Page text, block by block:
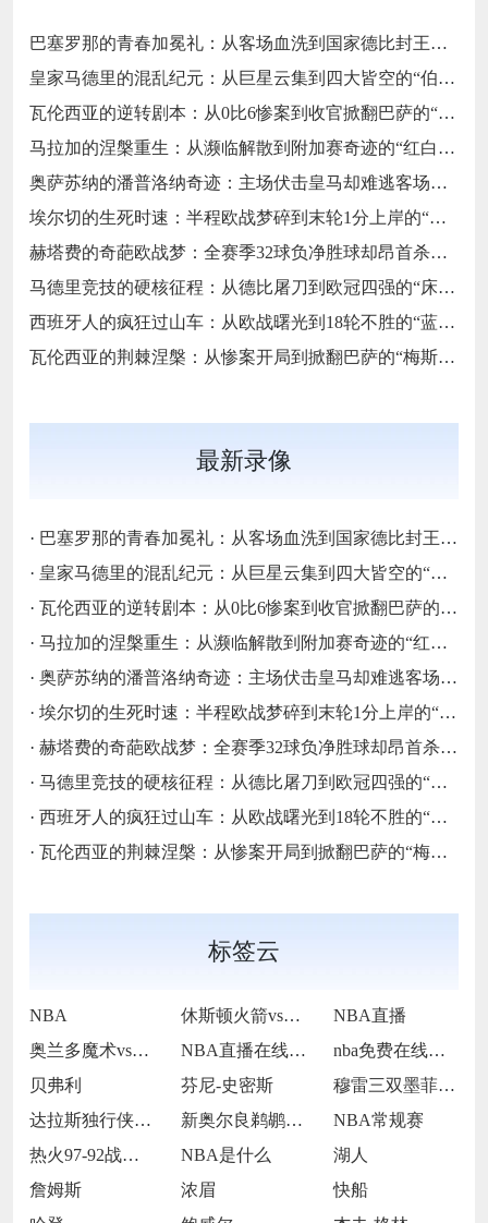
巴塞罗那的青春加冕礼：从客场血洗到国家德比封王的“梦四序章”
皇家马德里的混乱纪元：从巨星云集到四大皆空的“伯纳乌闹剧”
瓦伦西亚的逆转剧本：从0比6惨案到收官掀翻巴萨的“梅斯塔利亚不死鸟”
马拉加的涅槃重生：从濒临解散到附加赛奇迹的“红白不死鸟”
奥萨苏纳的潘普洛纳奇迹：主场伏击皇马却难逃客场虫宿命的“北境异类”
埃尔切的生死时速：半程欧战梦碎到末轮1分上岸的“保级惊魂”
赫塔费的奇葩欧战梦：全赛季32球负净胜球却昂首杀入欧协联的“反足球童话”
马德里竞技的硬核征程：从德比屠刀到欧冠四强的“床单不屈魂”
西班牙人的疯狂过山车：从欧战曙光到18轮不胜的“蓝白梦魇”
瓦伦西亚的荆棘涅槃：从惨案开局到掀翻巴萨的“梅斯塔利亚不死鸟”
最新录像
· 巴塞罗那的青春加冕礼：从客场血洗到国家德比封王的“梦四序章”
· 皇家马德里的混乱纪元：从巨星云集到四大皆空的“伯纳乌闹剧”
· 瓦伦西亚的逆转剧本：从0比6惨案到收官掀翻巴萨的“梅斯塔利亚不死鸟”
· 马拉加的涅槃重生：从濒临解散到附加赛奇迹的“红白不死鸟”
· 奥萨苏纳的潘普洛纳奇迹：主场伏击皇马却难逃客场虫宿命的“北境异类”
· 埃尔切的生死时速：半程欧战梦碎到末轮1分上岸的“保级惊魂”
· 赫塔费的奇葩欧战梦：全赛季32球负净胜球却昂首杀入欧协联的“反足球童话”
· 马德里竞技的硬核征程：从德比屠刀到欧冠四强的“床单不屈魂”
· 西班牙人的疯狂过山车：从欧战曙光到18轮不胜的“蓝白梦魇”
· 瓦伦西亚的荆棘涅槃：从惨案开局到掀翻巴萨的“梅斯塔利亚不死鸟”
标签云
NBA 休斯顿火箭vs波士顿凯尔特人
NBA直播
奥兰多魔术vs多伦多猛龙
NBA直播在线观看
nba免费在线高清直播
贝弗利
芬尼-史密斯
穆雷三双墨菲22分伤退 鹈鹕双杀奇才
达拉斯独行侠队球星凯里·欧文
新奥尔良鹈鹕前锋锡安·威廉姆森
NBA常规赛
热火97-92战胜爵士
NBA是什么
湖人
詹姆斯
浓眉
快船